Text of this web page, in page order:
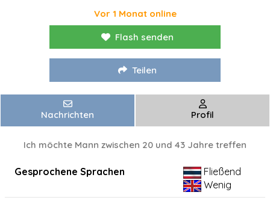
Vor 1 Monat online
Flash senden
Teilen
Nachrichten Profil
Ich möchte Mann zwischen 20 und 43 Jahre treffen
Gesprochene Sprachen
Fließend
Wenig